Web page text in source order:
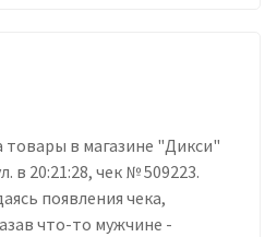
товары в магазине "Дикси"
в 20:21:28, чек № 509223.
появления чека,
что-то мужчине -